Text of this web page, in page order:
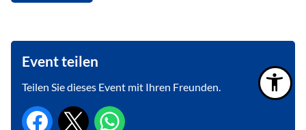
Event teilen
Teilen Sie dieses Event mit Ihren Freunden.